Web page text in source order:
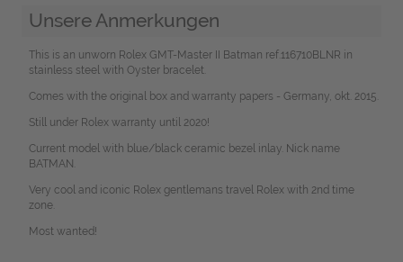
Unsere Anmerkungen
This is an unworn Rolex GMT-Master II Batman ref.116710BLNR in
stainless steel with Oyster bracelet.
Comes with the original box and warranty papers - Germany, okt. 2015.
Still under Rolex warranty until 2020!
Current model with blue/black ceramic bezel inlay. Nick name
BATMAN.
Very cool and iconic Rolex gentlemans travel Rolex with 2nd time
zone.
Most wanted!